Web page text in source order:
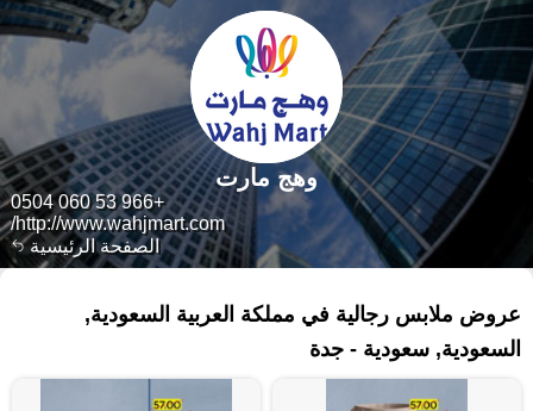
الصفحة الرئيسية
+966 53 060 0504
http://www.wahjmart.com/
وهج مارت
عروض ملابس رجالية في مملكة العربية السعودية,
السعودية, سعودية - جدة